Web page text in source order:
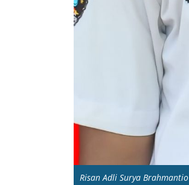
Risan Adli Surya Brahmantio